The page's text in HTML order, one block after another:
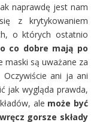
naprawdę jest nam
z krytykowaniem
o których ostatnio
co dobre mają po
maski są uważane za
Oczywiście ani ja ani
jak wygląda prawda,
ale może być
gorsze składy